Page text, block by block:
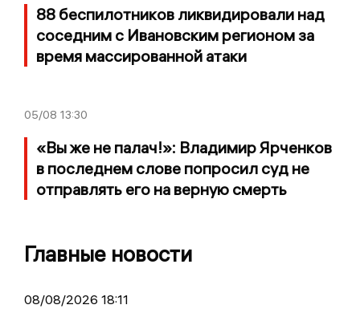
88 беспилотников ликвидировали над
соседним с Ивановским регионом за
время массированной атаки
05/08 13:30
«Вы же не палач!»: Владимир Ярченков
в последнем слове попросил суд не
отправлять его на верную смерть
Главные новости
08/08/2026 18:11